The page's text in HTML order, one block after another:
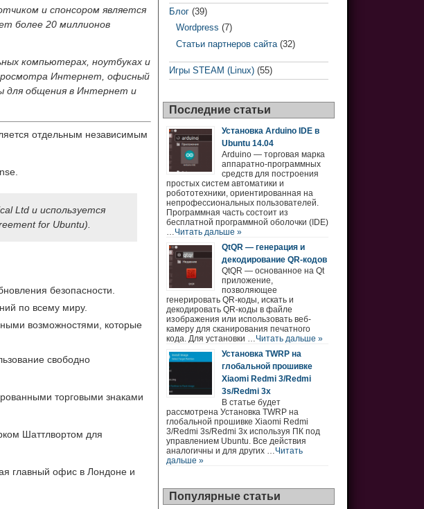
и спонсором является
более 20 миллионов
компьютерах, ноутбуках и
Интернет, офисный
для общения в Интернет и
отдельным независимым
Ltd и используется
for Ubuntu).
безопасности.
по всему миру.
возможностями, которые
свободно
торговыми знаками
Шаттлвортом для
главный офис в Лондоне и
Блог (39)
Wordpress (7)
Статьи партнеров сайта(32)
Игры STEAM (Linux) (55)
Последние статьи
Установка Arduino IDE в
Ubuntu 14.04
Arduino — торговая марка
аппаратно-программных
средств для построения
простых систем автоматики и
робототехники, ориентированная на
непрофессиональных пользователей.
Программная часть состоит из
бесплатной программной оболочки (IDE)
…Читать дальше »
QtQR — генерация и
декодирование QR-кодов
QtQR — основанное на Qt
приложение,
позволяющее
генерировать QR-коды, искать и
декодировать QR-коды в файле
изображения или использовать веб-
камеру для сканирования печатного
кода. Для установки …Читать дальше »
Установка TWRP на
глобальной прошивке
Xiaomi Redmi 3/Redmi
3s/Redmi 3x
В статье будет
рассмотрена Установка TWRP на
глобальной прошивке Xiaomi Redmi
3/Redmi 3s/Redmi 3x используя ПК под
управлением Ubuntu. Все действия
аналогичны и для других …Читать
дальше »
Популярные статьи